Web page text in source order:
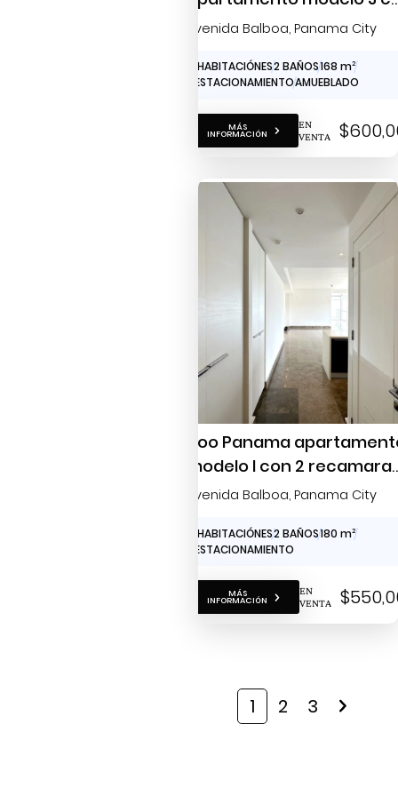
el Yoo Panama para la
Avenida Balboa, Panama City
2 HABITACIÓNES2 BAÑOS168 m2
1 ESTACIONAMIENTOAMUEBLADO
MÁS
INFORMACIÓN
EN
VENTA
Yoo Panama
modelo I con 2
para la venta
Avenida Balboa, Panama City
2 HABITACIÓNES2 BAÑOS180 m2
1 ESTACIONAMIENTO
MÁS
INFORMACIÓN
EN
VENTA
1 2 3